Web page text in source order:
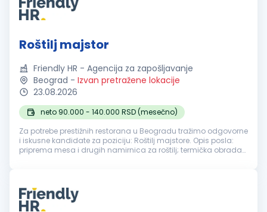
Roštilj majstor
Friendly HR - Agencija za zapošljavanje
Beograd - Izvan pretražene lokacije
23.08.2026
neto 90.000 - 140.000 RSD (mesečno)
Za potrebe prestižnih restorana u Beogradu tražimo odgovorne
i iskusne kandidate za poziciju: Roštilj majstore. Opis posla:
priprema mesa i drugih namirnica za roštilj; termička obrada